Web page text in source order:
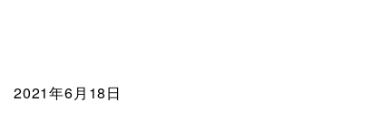
2021年6月18日